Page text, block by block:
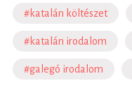
#katalán költészet
#katalán irodalom
#galegó irodalom